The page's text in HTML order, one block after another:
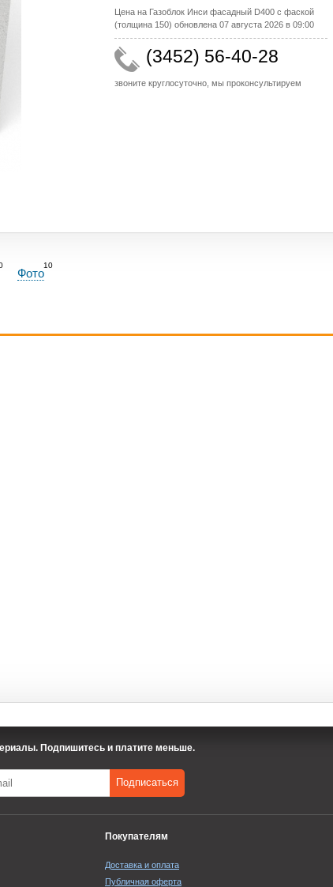
Цена на Газоблок Инси фасадный D400 с фаской
(толщина 150) обновлена 07 августа 2026 в 09:00
(3452) 56-40-28
звоните круглосуточно, мы проконсультируем
Фото
10
Подпишитесь и платите меньше.
Подписаться
Покупателям
Доставка и оплата
Публичная оферта